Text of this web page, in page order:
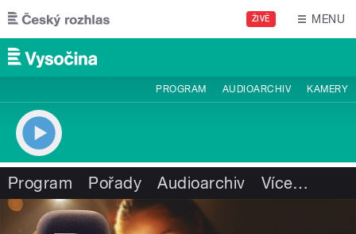
Přejít k hlavnímu obsahu
ŽIVĚ MENU
PROGRAM AUDIOARCHIV KAMERY
Program Pořady Audioarchiv Více…